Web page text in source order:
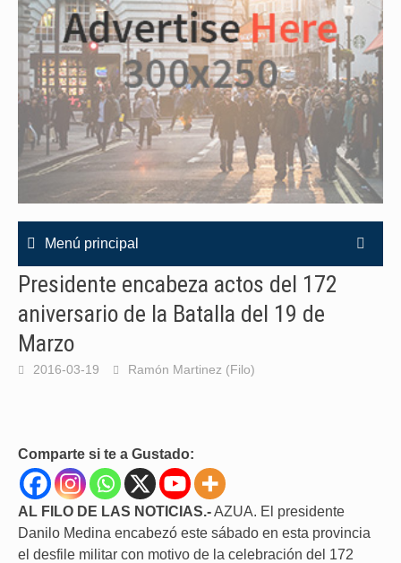
Menú principal
Presidente encabeza actos del 172
aniversario de la Batalla del 19 de
Marzo
2016-03-19 Ramón Martinez (Filo)
Comparte si te a Gustado:
AL FILO DE LAS NOTICIAS.-AZUA. El presidente
Danilo Medina encabezó este sábado en esta provincia
el desfile militar con motivo de la celebración del 172